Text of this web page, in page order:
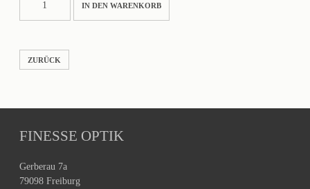
IN DEN WARENKORB
ZURÜCK
FINESSE OPTIK
Gerberau 7a
79098 Freiburg